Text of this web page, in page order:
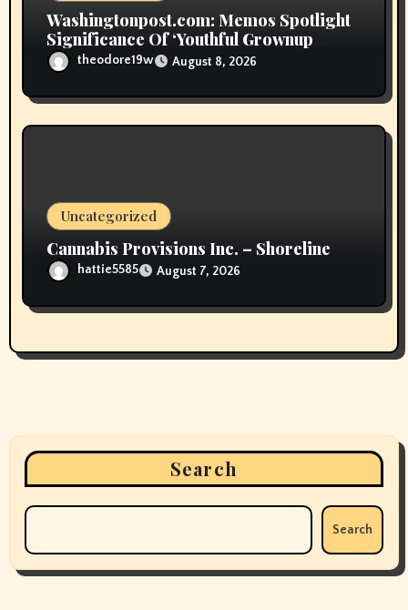
Washingtonpost.com: Memos Spotlight
Significance Of ‘Youthful Grownup
Smokers’
theodore19w August 8, 2026
Uncategorized
Cannabis Provisions Inc. – Shoreline
hattie5585 August 7, 2026
Search
Search